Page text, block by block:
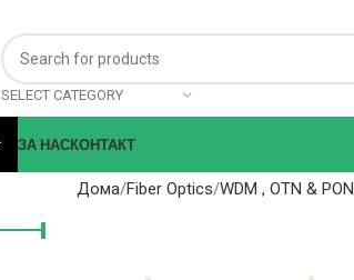
SELECT CATEGORY
ЗА НАСКОНТАКТ
Дома Fiber Optics WDM , OTN & PON